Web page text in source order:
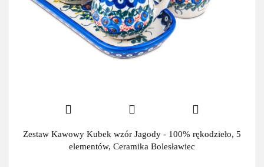
Zestaw Kawowy Kubek wzór Jagody - 100% rękodzieło, 5
elementów, Ceramika Bolesławiec